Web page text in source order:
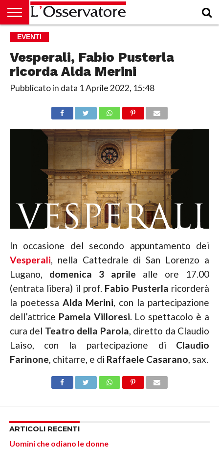
HOME
CULTURA
ECONOMIA
RUBRICHE
ARCHIVIO
PODCAST
ABBONAMENTO
CHI
ACCEDI
EVENTI
Vesperali, Fabio Pusterla
ricorda Alda Merini
Pubblicato in data 1 Aprile 2022, 15:48
In occasione del secondo appuntamento dei
Vesperali, nella Cattedrale di San Lorenzo a
Lugano, domenica 3 aprile alle ore 17.00
(entrata libera) il prof.Fabio Pusterla ricorderà
la poetessa Alda Merini, con la partecipazione
dell’attrice Pamela Villoresi. Lo spettacolo è a
cura del Teatro della Parola, diretto da Claudio
Laiso, con la partecipazione di Claudio
Farinone, chitarre, e di Raffaele Casarano, sax.
ARTICOLI RECENTI
Uomini che odiano le donne